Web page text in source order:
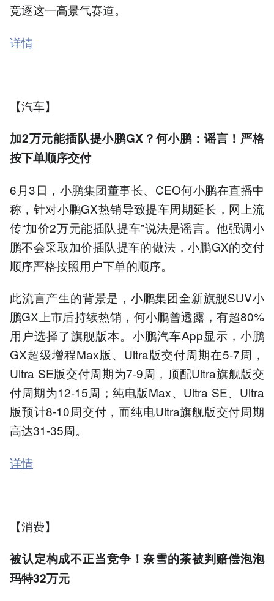
竞逐这一高景气赛道。
详情
【汽车】
加2万元能插队提小鹏GX？何小鹏：谣言！严格
按下单顺序交付
6月3日，小鹏集团董事长、CEO何小鹏在直播中
称，针对小鹏GX热销导致提车周期延长，网上流
传“加价2万元能插队提车”说法是谣言。他强调小
鹏不会采取加价插队提车的做法，小鹏GX的交付
顺序严格按照用户下单的顺序。
此流言产生的背景是，小鹏集团全新旗舰SUV小
鹏GX上市后持续热销，何小鹏曾透露，有超80%
用户选择了旗舰版本。小鹏汽车App显示，小鹏
GX超级增程Max版、Ultra版交付周期在5-7周，
Ultra SE版交付周期为7-9周，顶配Ultra旗舰版交
付周期为12-15周；纯电版Max、Ultra SE、Ultra
版预计8-10周交付，而纯电Ultra旗舰版交付周期
高达31-35周。
详情
【消费】
被认定构成不正当竞争！奈雪的茶被判赔偿泡泡
玛特32万元